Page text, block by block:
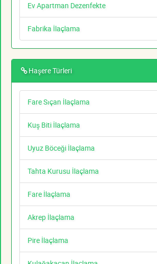
Ev Apartman Dezenfekte
Fabrika İlaçlama
Haşere Türleri
Fare Sıçan İlaçlama
Kuş Biti İlaçlama
Uyuz Böceği İlaçlama
Tahta Kurusu İlaçlama
Fare İlaçlama
Akrep İlaçlama
Pire İlaçlama